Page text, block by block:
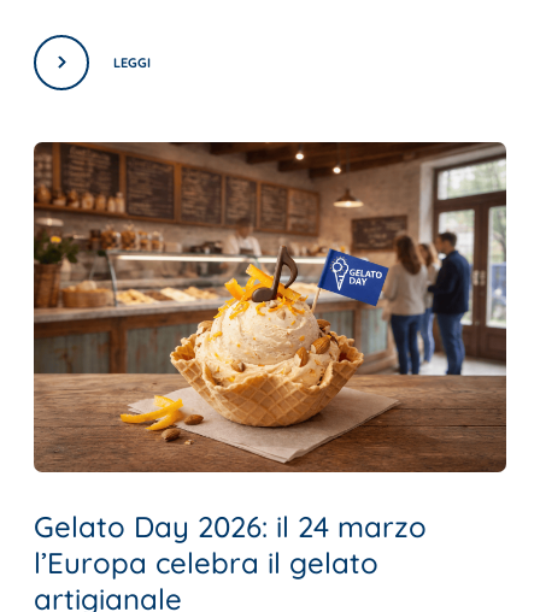
LEGGI
Gelato Day 2026: il 24 marzo
l’Europa celebra il gelato
artigianale